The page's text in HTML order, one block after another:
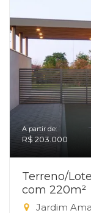
A partir de:
R$ 203.000
Terreno/
com 220m²
Jardim